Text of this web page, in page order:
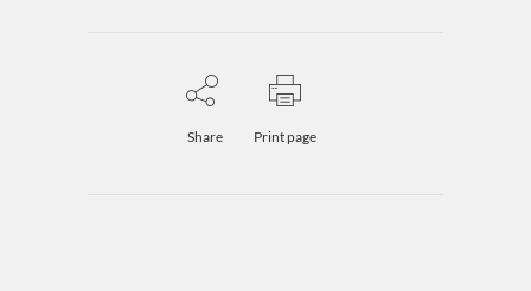
Share Print page